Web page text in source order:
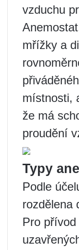
vzduchu
mřížky a
místnosti,
že má
proudění
Typy
Podle
rozdělena
Pro